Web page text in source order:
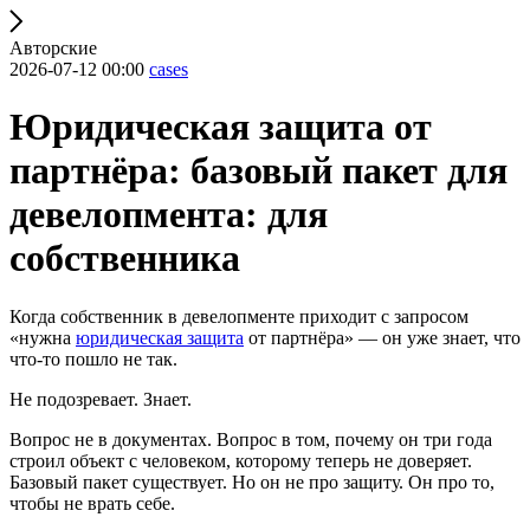
Авторские
2026-07-12 00:00 cases
Юридическая защита от
партнёра: базовый пакет для
девелопмента: для
собственника
Когда собственник в девелопменте приходит с запросом
«нужна юридическая защита от партнёра» — он уже знает, что
что-то пошло не так.
Не подозревает. Знает.
Вопрос не в документах. Вопрос в том, почему он три года
строил объект с человеком, которому теперь не доверяет.
Базовый пакет существует. Но он не про защиту. Он про то,
чтобы не врать себе.